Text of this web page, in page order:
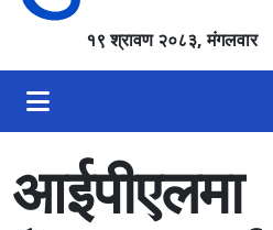
१९ श्रावण २०८३, मंगलवार
आईपीएलमा